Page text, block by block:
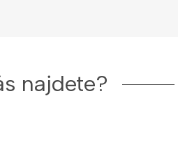
najdete?